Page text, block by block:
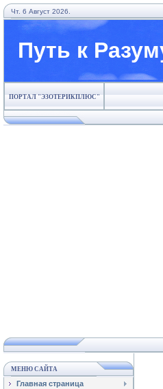
Чт. 6 Август 2026.
Путь к
ПОРТАЛ "ЭЗОТЕРИКПЛЮС"
МЕНЮ САЙТА
Главная страница